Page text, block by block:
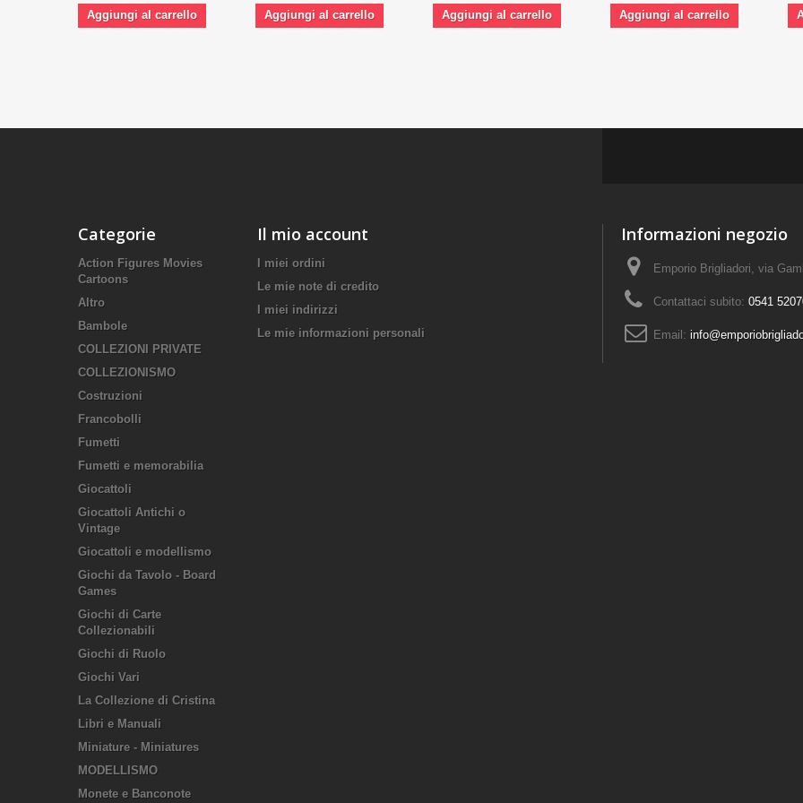
Aggiungi al carrello Aggiungi al carrello Aggiungi al carrello Aggiungi al carrello
Categorie
Action Figures Movies
Cartoons
Altro
Bambole
COLLEZIONI PRIVATE
COLLEZIONISMO
Costruzioni
Francobolli
Fumetti
Fumetti e memorabilia
Giocattoli
Giocattoli Antichi o
Vintage
Giocattoli e modellismo
Giochi da Tavolo - Board
Games
Giochi di Carte
Collezionabili
Giochi di Ruolo
Giochi Vari
La Collezione di Cristina
Libri e Manuali
Miniature - Miniatures
MODELLISMO
Monete e Banconote
Il mio account
I miei ordini
Le mie note di credito
I miei indirizzi
Le mie informazioni personali
Informazioni negozio
Emporio Brigliadori, via
Contattaci subito: 0541
Email: